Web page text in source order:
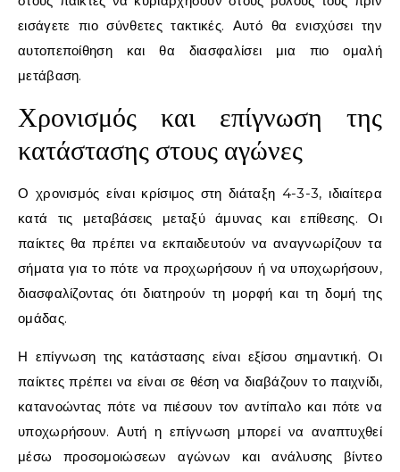
εισάγετε πιο σύνθετες τακτικές. Αυτό θα ενισχύσει την
αυτοπεποίθηση και θα διασφαλίσει μια πιο ομαλή
μετάβαση.
Χρονισμός και επίγνωση της
κατάστασης στους αγώνες
Ο χρονισμός είναι κρίσιμος στη διάταξη 4-3-3, ιδιαίτερα
κατά τις μεταβάσεις μεταξύ άμυνας και επίθεσης. Οι
παίκτες θα πρέπει να εκπαιδευτούν να αναγνωρίζουν τα
σήματα για το πότε να προχωρήσουν ή να υποχωρήσουν,
διασφαλίζοντας ότι διατηρούν τη μορφή και τη δομή της
ομάδας.
Η επίγνωση της κατάστασης είναι εξίσου σημαντική. Οι
παίκτες πρέπει να είναι σε θέση να διαβάζουν το παιχνίδι,
κατανοώντας πότε να πιέσουν τον αντίπαλο και πότε να
υποχωρήσουν. Αυτή η επίγνωση μπορεί να αναπτυχθεί
μέσω προσομοιώσεων αγώνων και ανάλυσης βίντεο